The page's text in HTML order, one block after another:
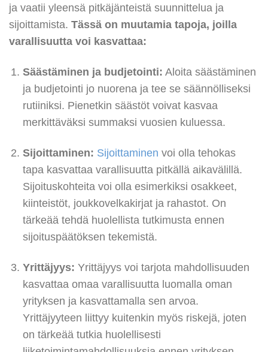
ja vaatii yleensä pitkäjänteistä suunnittelua ja
sijoittamista. Tässä on muutamia tapoja, joilla
varallisuutta voi kasvattaa:
Säästäminen ja budjetointi: Aloita säästäminen
ja budjetointi jo nuorena ja tee se säännölliseksi
rutiiniksi. Pienetkin säästöt voivat kasvaa
merkittäväksi summaksi vuosien kuluessa.
Sijoittaminen: Sijoittaminen voi olla tehokas
tapa kasvattaa varallisuutta pitkällä aikavälillä.
Sijoituskohteita voi olla esimerkiksi osakkeet,
kiinteistöt, joukkovelkakirjat ja rahastot. On
tärkeää tehdä huolellista tutkimusta ennen
sijoituspäätöksen tekemistä.
Yrittäjyys: Yrittäjyys voi tarjota mahdollisuuden
kasvattaa omaa varallisuutta luomalla oman
yrityksen ja kasvattamalla sen arvoa.
Yrittäjyyteen liittyy kuitenkin myös riskejä, joten
on tärkeää tutkia huolellisesti